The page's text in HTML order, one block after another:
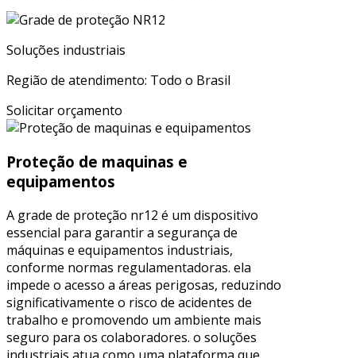
Soluções industriais
Região de atendimento: Todo o Brasil
Solicitar orçamento
Proteção de maquinas e
equipamentos
A grade de proteção nr12 é um dispositivo
essencial para garantir a segurança de
máquinas e equipamentos industriais,
conforme normas regulamentadoras. ela
impede o acesso a áreas perigosas, reduzindo
significativamente o risco de acidentes de
trabalho e promovendo um ambiente mais
seguro para os colaboradores. o soluções
industriais atua como uma plataforma que